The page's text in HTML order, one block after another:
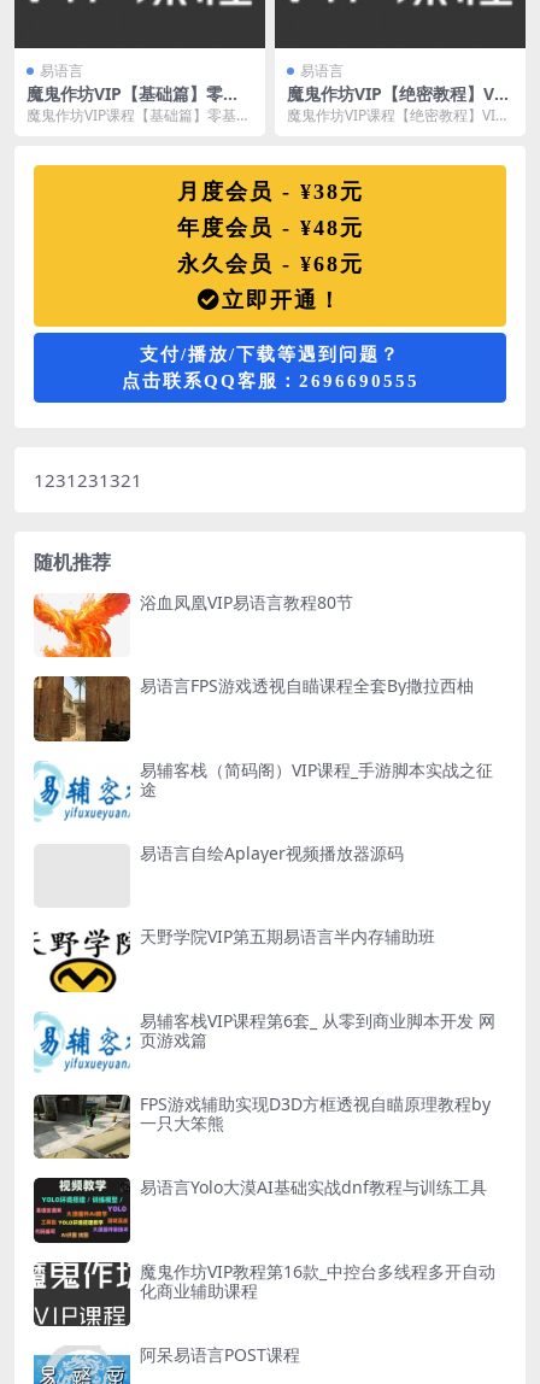
易语言
魔鬼作坊VIP【基础篇】零基
础绝密汇编语言入门课程(全)
魔鬼作坊VIP课程【基础篇】零基础
易语言
魔鬼作坊VIP【绝密教程】VIP
绝密教程(更新至50课)
魔鬼作坊VIP课程【绝密教程】VIP
月度会员 - ¥38元
年度会员 - ¥48元
永久会员 - ¥68元
立即开通！
支付/播放/下载等遇到问题？
点击联系QQ客服：2696690555
1231231321
随机推荐
浴血凤凰VIP易语言教程80节
易语言FPS游戏透视自瞄课程全套By撒拉西柚
易辅客栈（简码阁）VIP课程_手游脚本实战之征
途
易语言自绘Aplayer视频播放器源码
天野学院VIP第五期易语言半内存辅助班
易辅客栈VIP课程第6套_ 从零到商业脚本开发 网
页游戏篇
FPS游戏辅助实现D3D方框透视自瞄原理教程by
一只大笨熊
易语言Yolo大漠AI基础实战dnf教程与训练工具
魔鬼作坊VIP教程第16款_中控台多线程多开自动
化商业辅助课程
阿呆易语言POST课程